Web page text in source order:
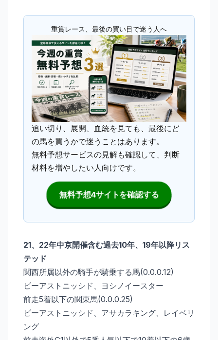
重賞レース、最後の買い目で迷う人へ
追い切り、展開、血統を見ても、最後にど
の馬を買うかで迷うことはあります。
無料予想サービスの見解も確認して、判断
材料を増やしたい人向けです。
無料予想4サイトを確認する
21、22年中京開催含む過去10年、19年以降リス
テッド
関西所属以外の騎手が騎乗する馬(0.0.0.12)
ビーアストニッシド、ヨシノイースター
前走5着以下の関東馬(0.0.0.25)
ビーアストニッシド、アサカラキング、レイベリ
ング